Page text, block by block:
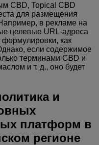
CBD, Topical CBD
для размещения
в рекламе на
целевые URL-адреса
как
если содержимое
терминами CBD и
и т. д., оно будет
и
платформ в
регионе